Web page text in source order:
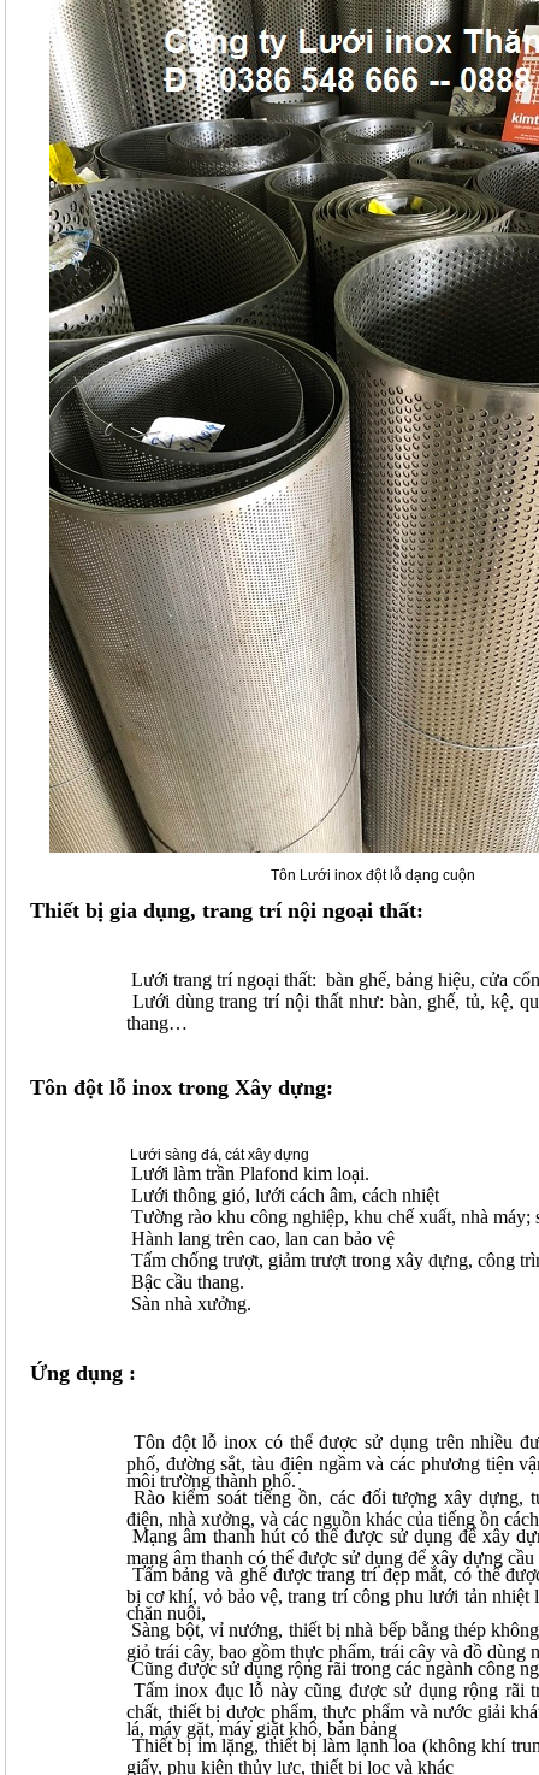
Tôn Lưới inox đột lỗ dạng cuộn
Thiết bị gia dụng, trang trí nội ngoại thất:
Lưới trang trí ngoại thất: bàn ghế, bảng hiệu, cửa
Lưới dùng trang trí nội thất như: bàn, ghế, tủ, kệ,
thang…
Tôn đột lỗ inox trong Xây dựng:
Lưới sàng đá, cát xây dựng
Lưới làm trần Plafond kim loại.
Lưới thông gió, lưới cách âm, cách nhiệt
Tường rào khu công nghiệp, khu chế xuất, nhà máy;
Hành lang trên cao, lan can bảo vệ
Tấm chống trượt, giảm trượt trong xây dựng, công
Bậc cầu thang.
Sàn nhà xưởng.
Ứng dụng :
Tôn đột lỗ inox có thể được sử dụng trên nhiều
phố, đường sắt, tàu điện ngầm và các phương tiện
môi trường thành phố.
Rào kiểm soát tiếng ồn, các đối tượng xây dựng,
điện, nhà xưởng, và các nguồn khác của tiếng ồn
Mạng âm thanh hút có thể được sử dụng để xây
mạng âm thanh có thể được sử dụng để xây dựng cầu
Tấm bảng và ghế được trang trí đẹp mắt, có thể
bị cơ khí, vỏ bảo vệ, trang trí công phu lưới tản nhiệt
chăn nuôi,
Sàng bột, vỉ nướng, thiết bị nhà bếp bằng thép
giỏ trái cây, bao gồm thực phẩm, trái cây và đồ dùng
Cũng được sử dụng rộng rãi trong các ngành công
Tấm inox đục lỗ này cũng được sử dụng rộng rãi
chất, thiết bị dược phẩm, thực phẩm và nước giải
lá, máy gặt, máy giặt khô, bàn bảng
Thiết bị im lặng, thiết bị làm lạnh loa (không khí
giấy, phụ kiện thủy lực, thiết bị lọc và khác